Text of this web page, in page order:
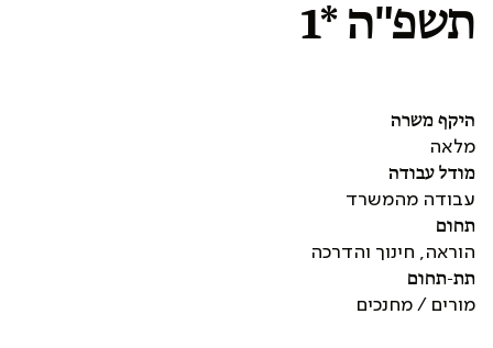
תשפ"ה *1
היקף משרה
מלאה
מודל עבודה
עבודה מהמשרד
תחום
הוראה, חינוך והדרכה
תת-תחום
מורים / מחנכים